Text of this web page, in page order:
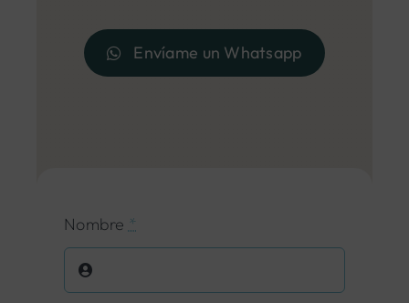
Envíame un Whatsapp
Nombre *